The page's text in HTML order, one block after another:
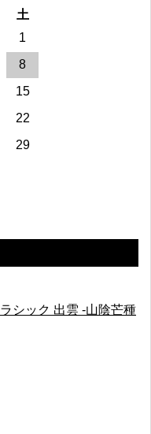
土
1
8
15
22
29
シック 出雲 -山陰芒種